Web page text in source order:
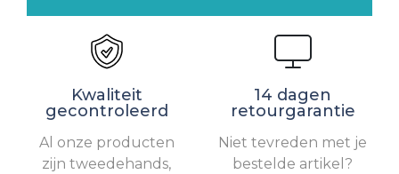
Kwaliteit
gecontroleerd
Al onze producten
zijn tweedehands,
14 dagen
retourgarantie
Niet tevreden met je
bestelde artikel?